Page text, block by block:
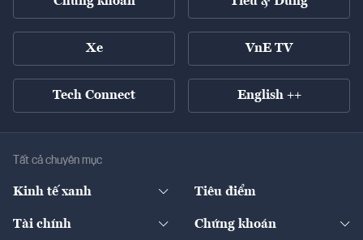
Xe VnE TV
Tech Connect English ++
Tất cả chuyên mục
Kinh tế xanh Tiêu điểm
Tài chính Chứng khoán